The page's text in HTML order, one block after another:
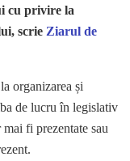
cu privire la
scrie Ziarul de
organizarea și
de lucru în legislativ
fi prezentate sau